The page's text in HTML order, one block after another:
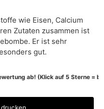
wie Eisen, Calcium
Zutaten zusammen ist
Er ist sehr
gut.
ab! (Klick auf 5 Sterne =